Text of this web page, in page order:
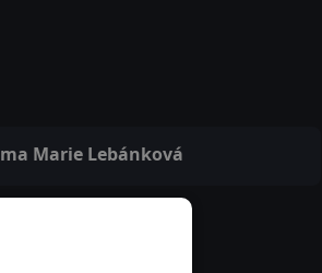
Marie Lebánková